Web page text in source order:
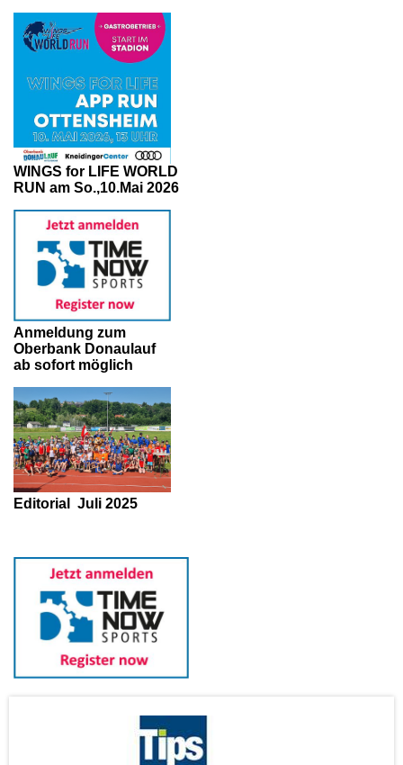
WINGS for LIFE WORLD
RUN am So.,10.Mai 2026
Anmeldung zum
Oberbank Donaulauf
ab sofort möglich
Editorial Juli 2025